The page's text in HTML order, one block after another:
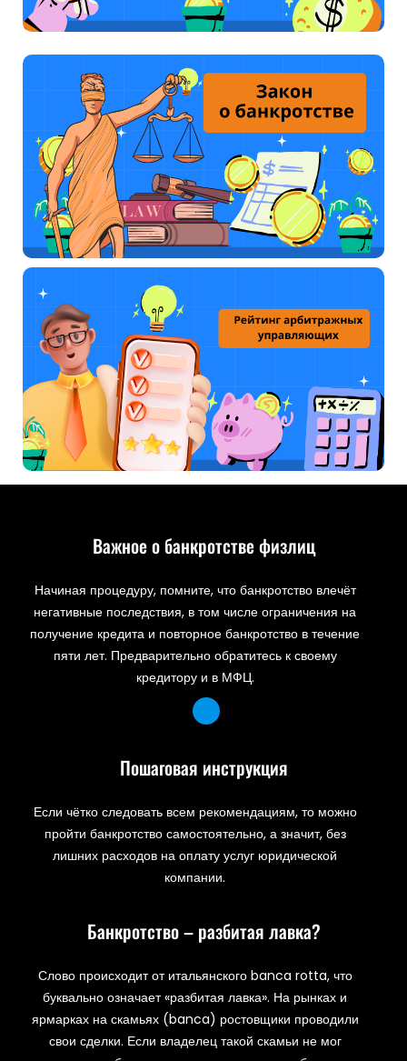
Важное о банкротстве физлиц
Начиная процедуру, помните, что банкротство влечёт
негативные последствия, в том числе ограничения на
получение кредита и повторное банкротство в течение
пяти лет. Предварительно обратитесь к своему
кредитору и в МФЦ.
Пошаговая инструкция
Если чётко следовать всем рекомендациям, то можно
пройти банкротство самостоятельно, а значит, без
лишних расходов на оплату услуг юридической
компании.
Банкротство – разбитая лавка?
Слово происходит от итальянского banca rotta, что
буквально означает «разбитая лавка». На рынках и
ярмарках на скамьях (banca) ростовщики проводили
свои сделки. Если владелец такой скамьи не мог